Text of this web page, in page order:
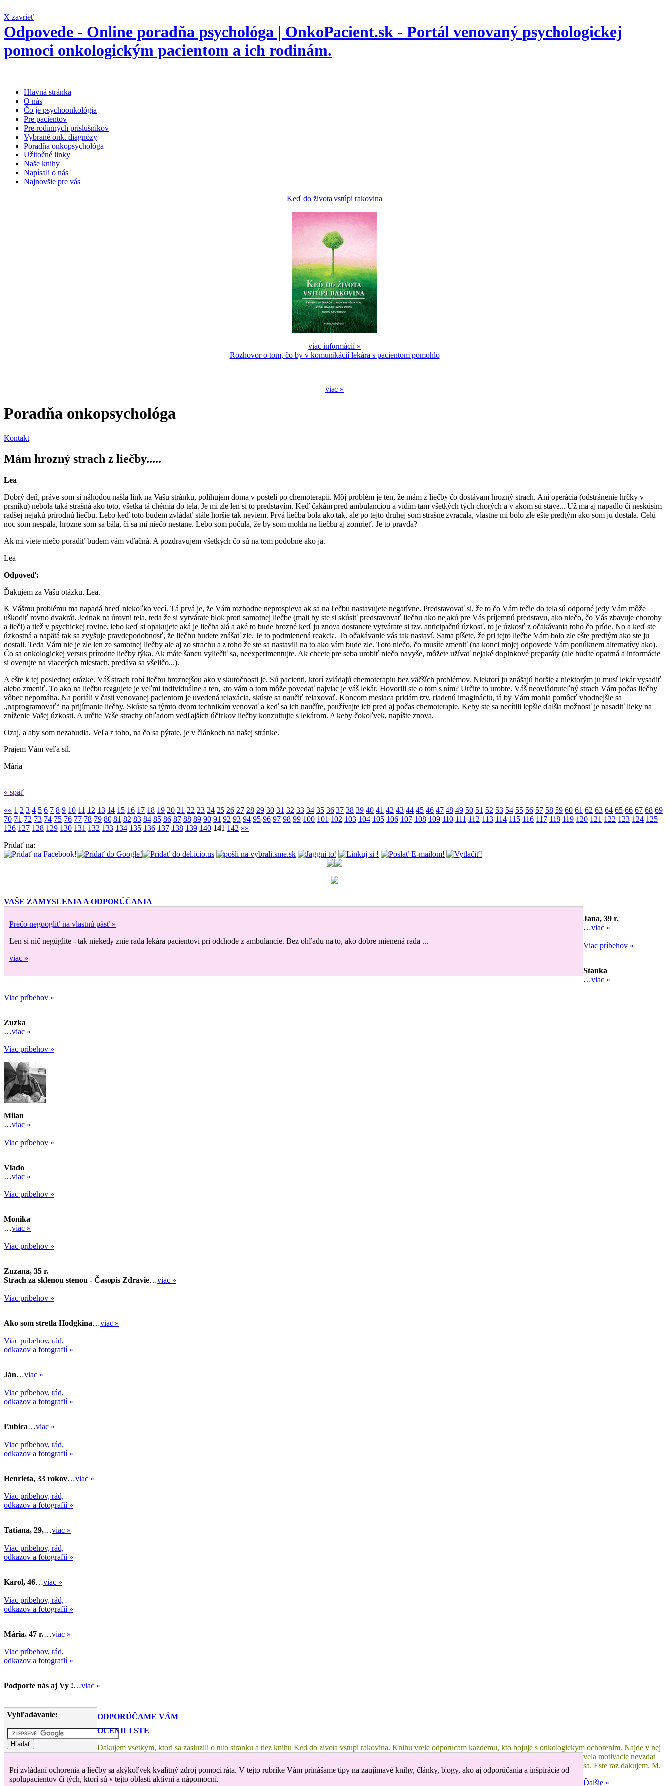
X zavrieť
Odpovede - Online poradňa psychológa | OnkoPacient.sk - Portál venovaný psychologickej
pomoci onkologickým pacientom a ich rodinám.
Hlavná stránka
O nás
Čo je psychoonkológia
Pre pacientov
Pre rodinných príslušníkov
Vybrané onk. diagnózy
Poradňa onkopsychológa
Užitočné linky
Naše knihy
Napísali o nás
Najnovšie pre vás
Keď do života vstúpi rakovina
viac informácií »
Rozhovor o tom, čo by v komunikácií lekára s pacientom pomohlo
viac »
Poradňa onkopsychológa
Kontakt
Mám hrozný strach z liečby.....
Lea
Dobrý deň, práve som si náhodou našla link na Vašu stránku, polihujem doma v posteli po chemoterapii. Môj problém je ten, že mám z liečby čo dostávam hrozný strach. Ani operácia (odstránenie hrčky v
prsníku) nebola taká strašná ako toto, všetka tá chémia do tela. Je mi zle len si to predstavím. Keď čakám pred ambulanciou a vidím tam všetkých tých chorých a v akom sú stave... Už ma aj napadlo či neskúsim
radšej nejakú prírodnú liečbu. Lebo keď toto budem zvládať stále horšie tak neviem. Prvá liečba bola ako tak, ale po tejto druhej som strašne zvracala, vlastne mi bolo zle ešte predtým ako som ju dostala. Celú
noc som nespala, hrozne som sa bála, či sa mi niečo nestane. Lebo som počula, že by som mohla na liečbu aj zomrieť. Je to pravda?
Ak mi viete niečo poradiť budem vám vďačná. A pozdravujem všetkých čo sú na tom podobne ako ja.
Lea
Odpoveď:
Ďakujem za Vašu otázku, Lea.
K Vášmu problému ma napadá hneď niekoľko vecí. Tá prvá je, že Vám rozhodne neprospieva ak sa na liečbu nastavujete negatívne. Predstavovať si, že to čo Vám tečie do tela sú odporné jedy Vám môže
uškodiť rovno dvakrát. Jednak na úrovni tela, teda že si vytvárate blok proti samotnej liečbe (mali by ste si skúsiť predstavovať liečbu ako nejakú pre Vás príjemnú predstavu, ako niečo, čo Vás zbavuje choroby
a lieči) a tiež v psychickej rovine, lebo keď si opakujete aká je liečba zlá a aké to bude hrozné keď ju znova dostanete vytvárate si tzv. anticipačnú úzkosť, to je úzkosť z očakávania toho čo príde. No a keď ste
úzkostná a napätá tak sa zvyšuje pravdepodobnosť, že liečbu budete znášať zle. Je to podmienená reakcia. To očakávanie vás tak nastaví. Sama píšete, že pri tejto liečbe Vám bolo zle ešte predtým ako ste ju
dostali. Teda Vám nie je zle len zo samotnej liečby ale aj zo strachu a z toho že ste sa nastavili na to ako vám bude zle. Toto niečo, čo musíte zmeniť (na konci mojej odpovede Vám ponúknem alternatívy ako).
Čo sa onkologickej versus prírodne liečby týka. Ak máte šancu vyliečiť sa, neexperimentujte. Ak chcete pre seba urobiť niečo navyše, môžete užívať nejaké doplnkové preparáty (ale buďte opatrná a informácie
si overujte na viacerých miestach, predáva sa všeličo...).
A ešte k tej poslednej otázke. Váš strach robí liečbu hroznejšou ako v skutočnosti je. Sú pacienti, ktorí zvládajú chemoterapiu bez väčších problémov. Niektorí ju znášajú horšie a niektorým ju musí lekár vysadiť
alebo zmeniť. To ako na liečbu reagujete je veľmi individuálne a ten, kto vám o tom môže povedať najviac je váš lekár. Hovorili ste o tom s ním? Určite to urobte. Váš neovládnuteľný strach Vám počas liečby
vôbec nepomáha. Na portáli v časti venovanej pacientom je uvedená relaxácia, skúste sa naučiť relaxovať. Koncom mesiaca pridám tzv. riadenú imagináciu, tá by Vám mohla pomôcť vhodnejšie sa
„naprogramovať“ na prijímanie liečby. Skúste sa týmto dvom technikám venovať a keď sa ich naučíte, používajte ich pred aj počas chemoterapie. Keby ste sa necítili lepšie ďalšia možnosť je nasadiť lieky na
zníženie Vašej úzkosti. A určite Vaše strachy ohľadom vedľajších účinkov liečby konzultujte s lekárom. A keby čokoľvek, napíšte znova.
Ozaj, a aby som nezabudla. Veľa z toho, na čo sa pýtate, je v článkoch na našej stránke.
Prajem Vám veľa síl.
Mária
« späť
«« 1 2 3 4 5 6 7 8 9 10 11 12 13 14 15 16 17 18 19 20 21 22 23 24 25 26 27 28 29 30 31 32 33 34 35 36 37 38 39 40 41 42 43 44 45 46 47 48 49 50 51 52 53 54 55 56 57 58 59 60 61 62 63 64 65 66 67 68 69
70 71 72 73 74 75 76 77 78 79 80 81 82 83 84 85 86 87 88 89 90 91 92 93 94 95 96 97 98 99 100 101 102 103 104 105 106 107 108 109 110 111 112 113 114 115 116 117 118 119 120 121 122 123 124 125
126 127 128 129 130 131 132 133 134 135 136 137 138 139 140 141 142 »»
Pridať na:
VAŠE ZAMYSLENIA A ODPORÚČANIA
Prečo negoogliť na vlastnú päsť »
Len si nič negúglite - tak niekedy znie rada lekára pacientovi pri odchode z ambulancie. Bez ohľadu na to, ako dobre mienená rada ...
viac »
Jana, 39 r.
…viac »
Viac príbehov »
Stanka
…viac »
Viac príbehov »
Zuzka
…viac »
Viac príbehov »
Milan
…viac »
Viac príbehov »
Vlado
…viac »
Viac príbehov »
Monika
…viac »
Viac príbehov »
Zuzana, 35 r.
Strach za sklenou stenou - Časopis Zdravie…viac »
Viac príbehov »
Ako som stretla Hodgkina…viac »
Viac príbehov, rád,
odkazov a fotografií »
Ján…viac »
Viac príbehov, rád,
odkazov a fotografií »
Ľubica…viac »
Viac príbehov, rád,
odkazov a fotografií »
Henrieta, 33 rokov…viac »
Viac príbehov, rád,
odkazov a fotografií »
Tatiana, 29,…viac »
Viac príbehov, rád,
odkazov a fotografií »
Karol, 46…viac »
Viac príbehov, rád,
odkazov a fotografií »
Mária, 47 r.…viac »
Viac príbehov, rád,
odkazov a fotografií »
Podporte nás aj Vy !…viac »
Vyhľadávanie: ODPORÚČAME VÁM
Pri zvládaní ochorenia a liečby sa akýkoľvek kvalitný zdroj pomoci ráta. V tejto rubrike Vám prinášame tipy na zaujímavé knihy, články, blogy, ako aj odporúčania a inšpirácie od
spolupacientov či tých, ktorí sú v tejto oblasti aktívni a nápomocní.
OCENILI STE
Dakujem vsetkym, ktori sa zasluzili o tuto stranku a tiez knihu Ked do zivota vstupi rakovina. Knihu vrele odporucam kazdemu, kto bojuje s onkologickym ochorenim. Najde v nej
vela motivacie nevzdat
sa. Este raz dakujem. M.
Ďalšie »